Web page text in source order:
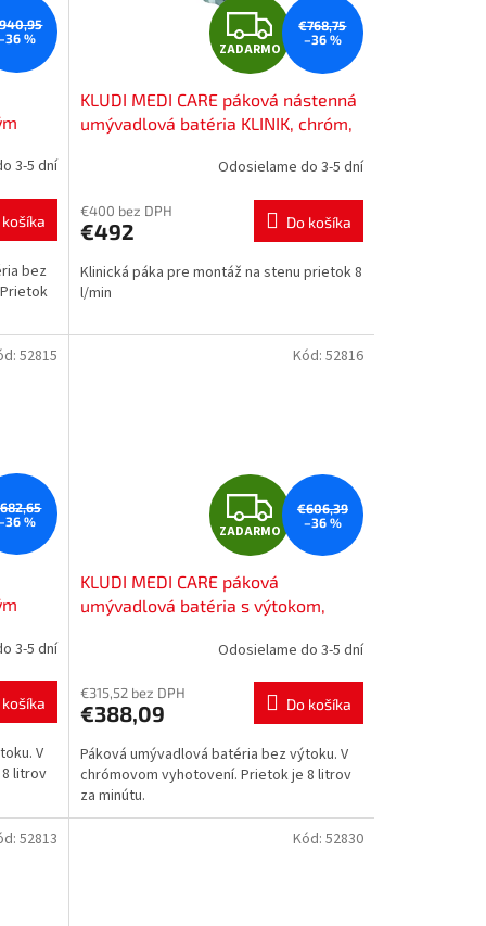
%
3-5 dní
košíka
bez
Z
A
D
A
R
M
ZADARMO
€768,75
–36 %
KLUDI MEDI CARE páková nástenná
umývadlová batéria KLINIK, chróm,
Odosielame do 3-5 dní
€400 bez DPH
€492 Do košíka
Klinická páka pre montáž na stenu prietok 8
l/min
%
3-5 dní
košíka
V
litrov
52815
Z
A
D
A
R
M
O
ZADARMO
€606,39
–36 %
KLUDI MEDI CARE páková
umývadlová batéria s výtokom,
Odosielame do 3-5 dní
€315,52 bez DPH
€388,09 Do košíka
Páková umývadlová batéria bez výtoku. V
chrómovom vyhotovení. Prietok je 8 litrov
za minútu.
Kód: 52816
52813 Kód: 52830